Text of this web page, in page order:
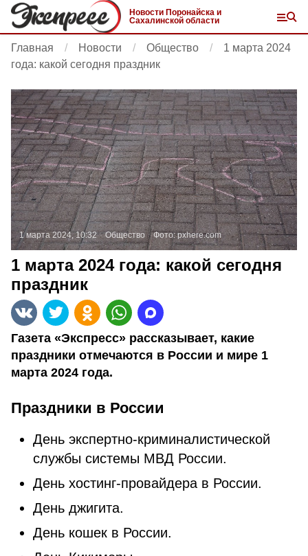
Новости Поронайска и
Сахалинской области
Главная Новости Общество
1 марта 2024
года: какой сегодня праздник
1 марта 2024, 10:32 Общество Фото:pxhere.com
1 марта 2024 года: какой сегодня
праздник
Газета «Экспресс» рассказывает, какие
праздники отмечаются в России и мире 1
марта 2024 года.
Праздники в России
День экспертно-криминалистической
службы системы МВД России.
День хостинг-провайдера в России.
День джигита.
День кошек в России.